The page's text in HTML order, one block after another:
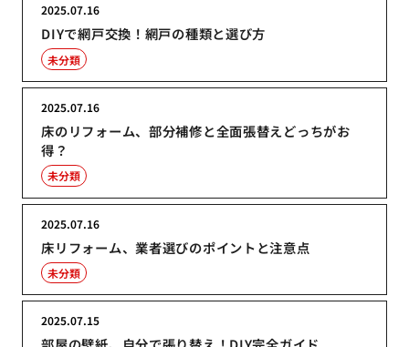
DIYで網戸交換！網戸の種類と選び方
2025.07.16
未分類
床のリフォーム、部分補修と全面張替えどっちがお
得？
2025.07.16
未分類
床リフォーム、業者選びのポイントと注意点
2025.07.16
未分類
2025.07.15